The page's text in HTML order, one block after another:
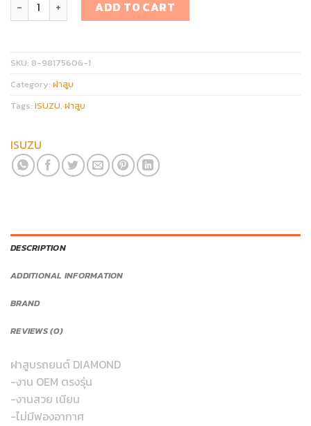
ADD TO CART
SKU: 8-98175606-1
Category: ฝาสูบ
Tags: ISUZU, ฝาสูบ
ISUZU
DESCRIPTION
ADDITIONAL INFORMATION
BRAND
REVIEWS (0)
ฝาสูบรถยนต์ DIAMOND
-งาน OEM ตรงรุ่น
-งานสวย เนียน
-ไม่มีฟองอากาศ